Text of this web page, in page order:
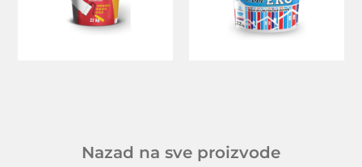
Nazad na sve proizvode